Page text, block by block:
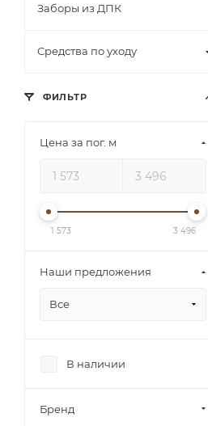
Заборы из ДПК
Средства по уходу
ФИЛЬТР
Цена за пог. м
1 573 3 496
Наши предложения
Все
В наличии
Бренд